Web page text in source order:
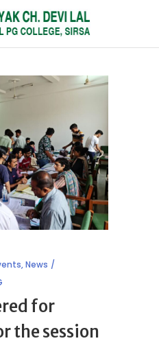
,News
for
the session